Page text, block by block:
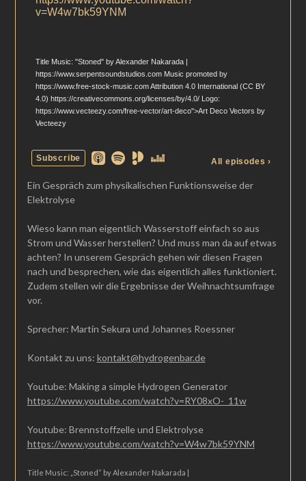
Ein Gespräch zum physikalischen Funktionsweise der
Elektrolyse
Wieso kann man eigentlich Wasserstoff einfach so aus
Strom und Wasser herstellen? Und muss man da auf etwas
achten? In unserem Gespräch gehen wir diesen Fragen
nach und besprechen, wie das eigentlich alles funktioniert.
Zudem stellen wir die Ergebnisse der Weihnachtsumfrage
vor.
Sprecher: Martin Sekura und Johannes Roessner
Kontakt zu uns: kontakt@hydrogenbar.de
Youtube: Making a simple Hydrogen Generator
https://www.youtube.com/watch?v=RY08xO-_11w
Youtube: Brennstoffzelle und Elektrolyse
https://www.youtube.com/watch?v=W4w7bk59YNM
Title Music: „Stoned“ by Alexander Nakarada |